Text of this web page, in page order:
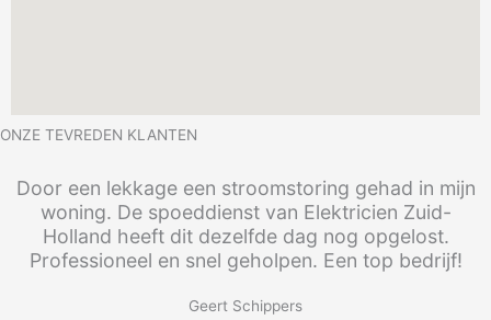
ONZE TEVREDEN KLANTEN
Door een lekkage een stroomstoring gehad in mijn
woning. De spoeddienst van Elektricien Zuid-
Holland heeft dit dezelfde dag nog opgelost.
Professioneel en snel geholpen. Een top bedrijf!
Geert Schippers